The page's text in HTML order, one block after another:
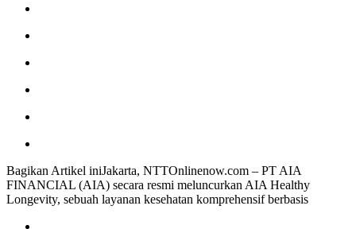
Bagikan Artikel iniJakarta, NTTOnlinenow.com – PT AIA
FINANCIAL (AIA) secara resmi meluncurkan AIA Healthy
Longevity, sebuah layanan kesehatan komprehensif berbasis